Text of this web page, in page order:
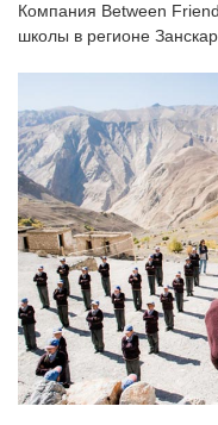
Компания Between
школы в регионе Занскар.